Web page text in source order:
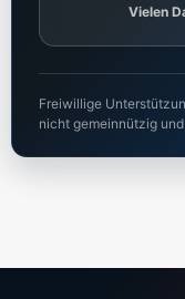
Vielen
Freiwillige
nicht gemeinnützig